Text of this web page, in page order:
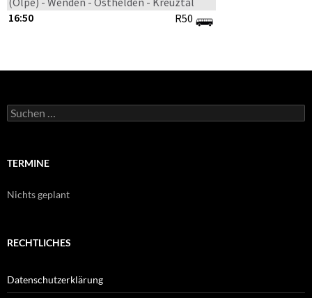
Suche
nach:
TERMINE
Nichts geplant
RECHTLICHES
Datenschutzerklärung